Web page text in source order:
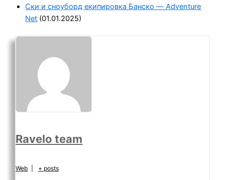
Ски и сноуборд екипировка Банско — Adventure
Net (01.01.2025)
Ravelo team
Web + posts